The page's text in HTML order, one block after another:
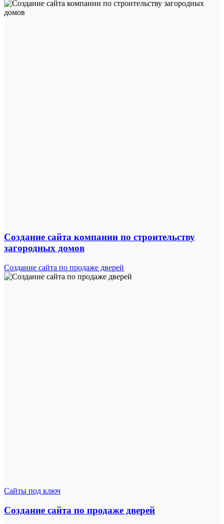
Создание сайта компании по строительству
загородных домов
Создание сайта по продаже дверей
Сайты под ключ
Создание сайта по продаже дверей